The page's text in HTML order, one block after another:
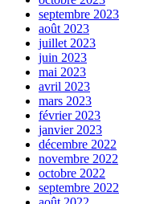
septembre 2023
août 2023
juillet 2023
juin 2023
mai 2023
avril 2023
mars 2023
février 2023
janvier 2023
décembre 2022
novembre 2022
octobre 2022
septembre 2022